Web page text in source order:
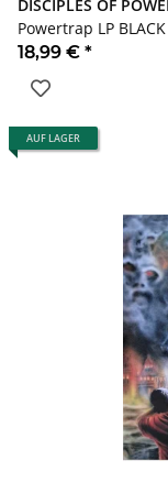
DISCIPLES OF
Powertrap LP BLACK
18,99 € *
AUF LAGER